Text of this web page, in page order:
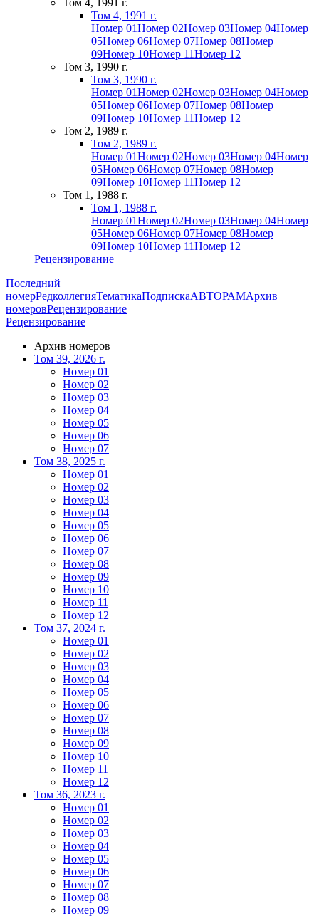
Том 4, 1991 г.
Том 4, 1991 г.
Номер 01Номер 02Номер 03Номер 04Номер
05Номер 06Номер 07Номер 08Номер
09Номер 10Номер 11Номер 12
Том 3, 1990 г.
Том 3, 1990 г.
Номер 01Номер 02Номер 03Номер 04Номер
05Номер 06Номер 07Номер 08Номер
09Номер 10Номер 11Номер 12
Том 2, 1989 г.
Том 2, 1989 г.
Номер 01Номер 02Номер 03Номер 04Номер
05Номер 06Номер 07Номер 08Номер
09Номер 10Номер 11Номер 12
Том 1, 1988 г.
Том 1, 1988 г.
Номер 01Номер 02Номер 03Номер 04Номер
05Номер 06Номер 07Номер 08Номер
09Номер 10Номер 11Номер 12
Рецензирование
Последний
номерРедколлегияТематикаПодпискаАВТОРАМАрхив
номеровРецензирование
Рецензирование
Архив номеров
Том 39, 2026 г.
Номер 01
Номер 02
Номер 03
Номер 04
Номер 05
Номер 06
Номер 07
Том 38, 2025 г.
Номер 01
Номер 02
Номер 03
Номер 04
Номер 05
Номер 06
Номер 07
Номер 08
Номер 09
Номер 10
Номер 11
Номер 12
Том 37, 2024 г.
Номер 01
Номер 02
Номер 03
Номер 04
Номер 05
Номер 06
Номер 07
Номер 08
Номер 09
Номер 10
Номер 11
Номер 12
Том 36, 2023 г.
Номер 01
Номер 02
Номер 03
Номер 04
Номер 05
Номер 06
Номер 07
Номер 08
Номер 09